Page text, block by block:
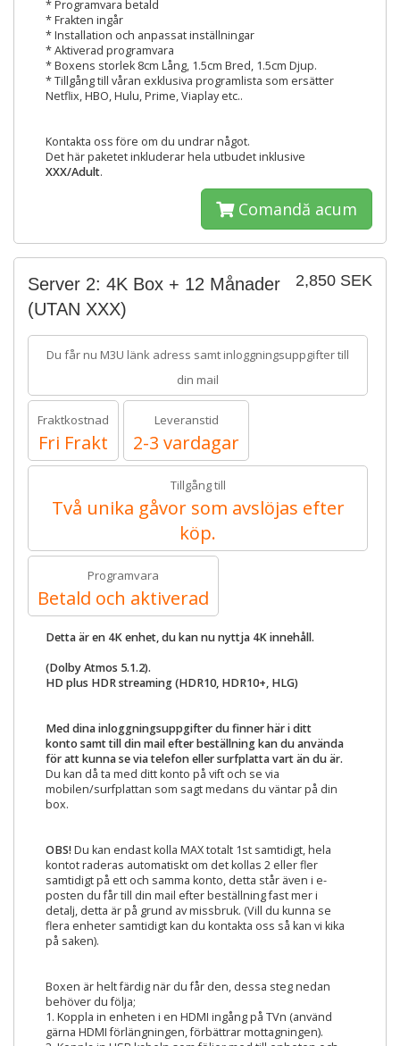
* Programvara betald
* Frakten ingår
* Installation och anpassat inställningar
* Aktiverad programvara
* Boxens storlek 8cm Lång, 1.5cm Bred, 1.5cm Djup.
* Tillgång till våran exklusiva programlista som ersätter
Netflix, HBO, Hulu, Prime, Viaplay etc..
Kontakta oss före om du undrar något.
Det här paketet inkluderar hela utbudet inklusive
XXX/Adult.
Comandă acum
2,850 SEK
Server 2: 4K Box + 12 Månader
(UTAN XXX)
Du får nu M3U länk adress samt inloggningsuppgifter till
din mail
Fraktkostnad
Fri Frakt
Leveranstid
2-3 vardagar
Tillgång till
Två unika gåvor som avslöjas efter
köp.
Programvara
Betald och aktiverad
Detta är en 4K enhet, du kan nu nyttja 4K innehåll.
(Dolby Atmos 5.1.2).
HD plus HDR streaming (HDR10, HDR10+, HLG)
Med dina inloggningsuppgifter du finner här i ditt
konto samt till din mail efter beställning kan du använda
för att kunna se via telefon eller surfplatta vart än du är.
Du kan då ta med ditt konto på vift och se via
mobilen/surfplattan som sagt medans du väntar på din
box.
OBS!Du kan endast kolla MAX totalt 1st samtidigt, hela
kontot raderas automatiskt om det kollas 2 eller fler
samtidigt på ett och samma konto, detta står även i e-
posten du får till din mail efter beställning fast mer i
detalj, detta är på grund av missbruk. (Vill du kunna se
flera enheter samtidigt kan du kontakta oss så kan vi kika
på saken).
Boxen är helt färdig när du får den, dessa steg nedan
behöver du följa;
1. Koppla in enheten i en HDMI ingång på TVn (använd
gärna HDMI förlängningen, förbättrar mottagningen).